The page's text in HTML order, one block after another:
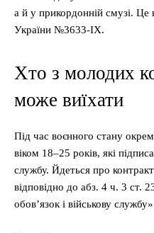
а й у прикордонній смузі.
України №3633-IX.
Хто з молодих
може виїхати
Під час воєнного стану
віком 18–25 років, які
службу. Йдеться про
відповідно до абз. 4 ч. 3 ст.
обов’язок і військову